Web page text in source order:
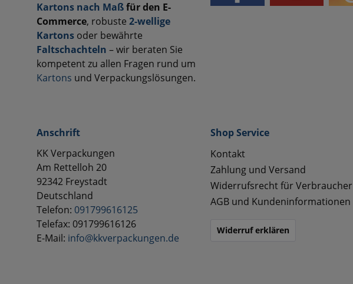
Kartons nach Maßfür den E-
Commerce, robuste 2-wellige
Kartons oder bewährte
Faltschachteln – wir beraten Sie
kompetent zu allen Fragen rund um
Kartons und Verpackungslösungen.
Anschrift
KK Verpackungen
Am Rettelloh 20
92342 Freystadt
Deutschland
Telefon: 091799616125
Telefax: 091799616126
E-Mail: info@kkverpackungen.de
Shop Service
Kontakt
Zahlung und Versand
Widerrufsrecht für Verbraucher
AGB und Kundeninformationen
Widerruf erklären